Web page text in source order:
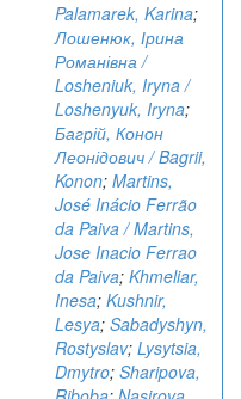
Palamarek, Karina;
Лошенюк, Ірина
Романівна /
Losheniuk, Iryna /
Loshenyuk, Iryna;
Багрій, Конон
Леонідович / Bagrii,
Konon; Martins,
José Inácio Ferrão
da Paiva / Martins,
Jose Inacio Ferrao
da Paiva; Khmeliar,
Inesa; Kushnir,
Lesya; Sabadyshyn,
Rostyslav; Lysytsia,
Dmytro; Sharipova,